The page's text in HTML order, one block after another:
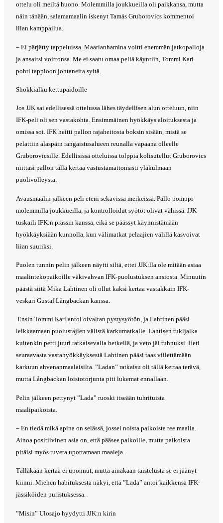
ottelu oli meiltä huono. Molemmilla joukkueilla oli paikkansa, mutta
näin tänään, salamamaalin iskenyt Tamás Gruborovics kommentoi
illan kamppailua.
– Ei pärjätty tappeluissa. Maarianhamina voitti enemmän jatkopalloja
ja ansaitsi voittonsa. Me ei saatu omaa peliä käyntiin, Tommi Kari
pohti tappioon johtaneita syitä.
Shokkialku kettupaidoille
Jos JJK sai edellisessä ottelussa lähes täydellisen alun otteluun, niin
IFK-peli oli sen vastakohta. Ensimmäinen hyökkäys aloituksesta ja
omissa soi. IFK heitti pallon rajaheitosta boksin sisään, mistä se
pelattiin alaspäin rangaistusalueen reunalla vapaana olleelle
Gruborovicsille. Edellisissä otteluissa tolppia kolisutellut Gruborovics
niittasi pallon tällä kertaa vastustamattomasti yläkulmaan
puolivolleysta.
Avausmaalin jälkeen peli eteni sekavissa merkeissä. Pallo pomppi
molemmilla joukkueilla, ja kontrolloidut syötöt olivat vähissä. JJK
tuskaili IFK:n prässin kanssa, eikä se päässyt käynnistämään
hyökkäyksiään kunnolla, kun välimatkat pelaajien välillä kasvoivat
liian suuriksi.
Puolen tunnin pelin jälkeen näytti siltä, ettei JJK:lla ole mitään asiaa
maalintekopaikoille väkivahvan IFK-puolustuksen ansiosta. Minuutin
päästä siitä Mika Lahtinen oli ollut kaksi kertaa vastakkain IFK-
veskari Gustaf Långbackan kanssa.
Ensin Tommi Kari antoi oivaltan pystysyötön, ja Lahtinen pääsi
leikkaamaan puolustajien välistä karkumatkalle. Lahtisen tukijalka
kuitenkin petti juuri ratkaisevalla hetkellä, ja veto jäi tuhnuksi. Heti
seuraavasta vastahyökkäyksestä Lahtinen pääsi taas viilettämään
karkuun ahvenanmaalaisilta. ”Ladan” ratkaisu oli tällä kertaa terävä,
mutta Långbackan loistotorjunta piti lukemat ennallaan.
Pelin jälkeen pettynyt ”Lada” ruoski itseään tuhrituista
maalipaikoista.
– En tiedä mikä apina on selässä, jossei noista paikoista tee maalia.
Ainoa positiivinen asia on, että pääsee paikoille, mutta paikoista
pitäisi myös ruveta upottamaan maaleja.
Tälläkään kertaa ei uponnut, mutta ainakaan taistelusta se ei jäänyt
kiinni. Miehen habituksesta näkyi, että ”Lada” antoi kaikkensa IFK-
jässiköiden puristuksessa.
”Misin” Ulosajo hyydytti JJK:n kirin